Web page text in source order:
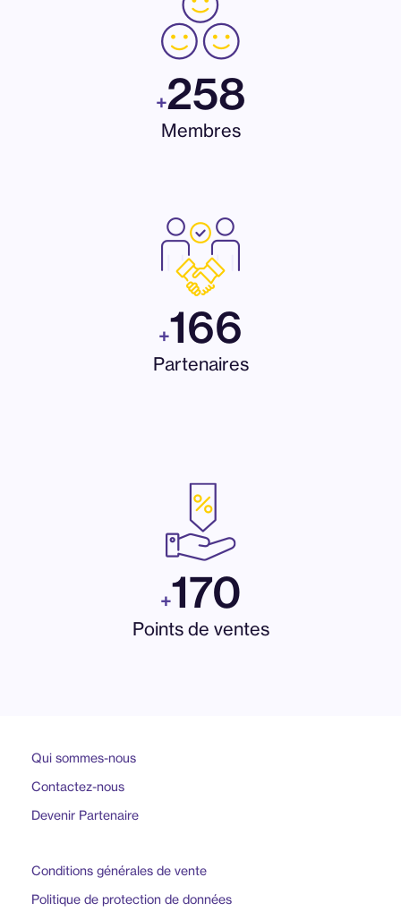
+258
Membres
+166
Partenaires
+170
Points de ventes
Qui sommes-nous
Contactez-nous
Devenir Partenaire
Conditions générales de vente
Politique de protection de données